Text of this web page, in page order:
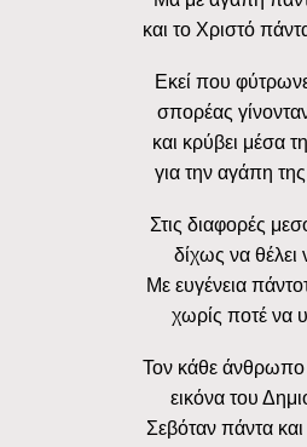
και το Χριστό
Εκεί που
σπορέας
και κρύβει μέσα
για την αγάπη
Στις διαφορές
δίχως να θέλει
Με ευγένεια
χωρίς ποτέ να
Τον κάθε άνθρωπο
εικόνα του
Σεβόταν πάντα